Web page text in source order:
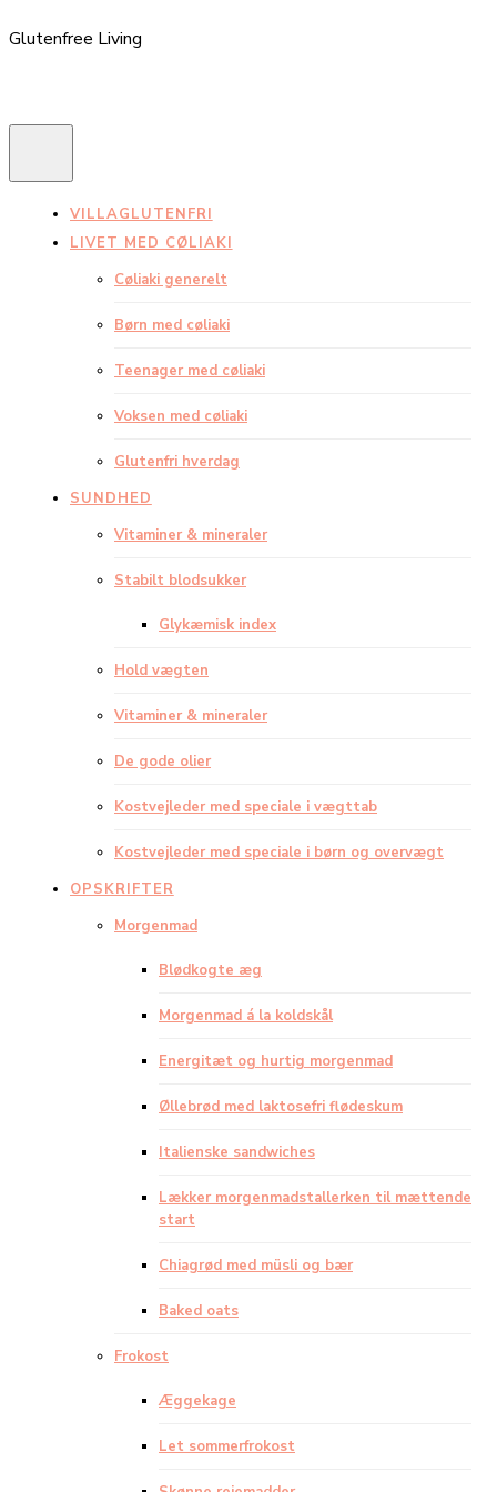
Glutenfree Living
VILLAGLUTENFRI
LIVET MED CØLIAKI
Cøliaki generelt
Børn med cøliaki
Teenager med cøliaki
Voksen med cøliaki
Glutenfri hverdag
SUNDHED
Vitaminer & mineraler
Stabilt blodsukker
Glykæmisk index
Hold vægten
Vitaminer & mineraler
De gode olier
Kostvejleder med speciale i vægttab
Kostvejleder med speciale i børn og overvægt
OPSKRIFTER
Morgenmad
Blødkogte æg
Morgenmad á la koldskål
Energitæt og hurtig morgenmad
Øllebrød med laktosefri flødeskum
Italienske sandwiches
Lækker morgenmadstallerken til mættende
start
Chiagrød med müsli og bær
Baked oats
Frokost
Æggekage
Let sommerfrokost